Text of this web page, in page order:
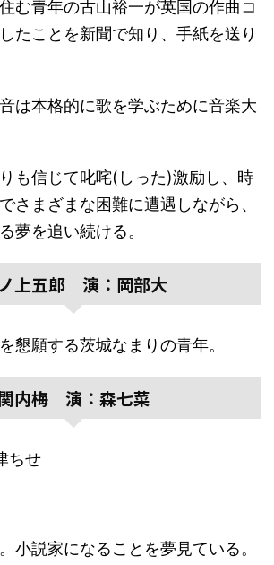
む青年の古山裕一が英国の作曲コ
たことを新聞で知り、手紙を送り
は本格的に歌を学ぶために音楽大
も信じて叱咤(しった)激励し、時
さまざまな困難に遭遇しながら、
夢を追い続ける。
上五郎 演：岡部大
懇願する茨城なまりの青年。
内梅 演：森七菜
ちせ
小説家になることを夢見ている。